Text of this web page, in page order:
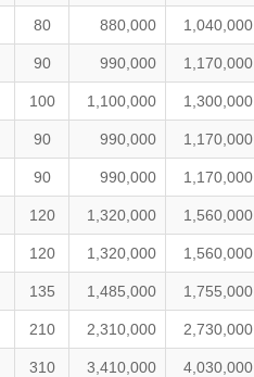
80 880,000 1,040,000
90 990,000 1,170,000
100 1,100,000 1,300,000
90 990,000 1,170,000
90 990,000 1,170,000
120 1,320,000 1,560,000
120 1,320,000 1,560,000
135 1,485,000 1,755,000
210 2,310,000 2,730,000
310 3,410,000 4,030,000